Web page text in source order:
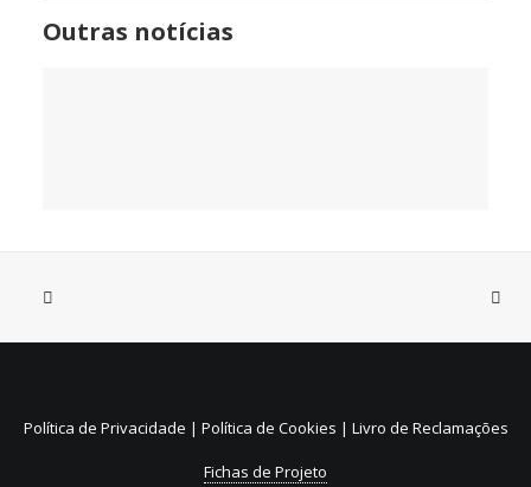
Outras notícias
31 de Julho, 2026
Reembolso de embalagens de
bebidas não reutilizáveis (SDR)
Política de Privacidade | Política de Cookies | Livro de Reclamações
Fichas de Projeto